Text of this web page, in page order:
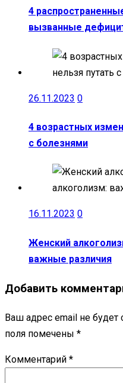
4
вызванные
26.11.2023 0
4 возрастных
с болезнями
16.11.2023 0
Женский
важные различия
Добавить
Ваш адрес email не будет
поля помечены *
Комментарий *